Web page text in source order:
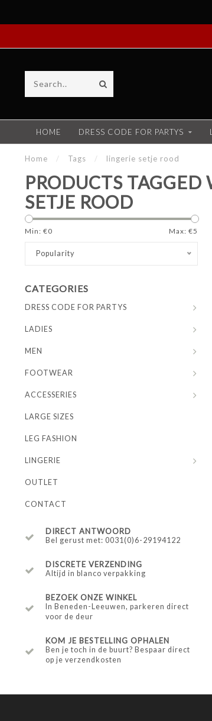
HOME DRESS CODE FOR PARTYS
Home / Tags / lingerie setje rood
PRODUCTS
SETJE ROOD
Min: €0 Max: €5
Popularity
CATEGORIES
DRESS CODE FOR PARTYS
LADIES
MEN
FOOTWEAR
ACCESSERIES
LARGE SIZES
LEG FASHION
LINGERIE
OUTLET
CONTACT
DIRECT ANTWOORD
Bel gerust met: 0031(0)6-29194122
DISCRETE VERZENDING
Altijd in blanco verpakking
BEZOEK ONZE WINKEL
In Beneden-Leeuwen, parkeren direct
voor de deur
KOM JE BESTELLING OPHALEN
Ben je toch in de buurt? Bespaar direct
op je verzendkosten